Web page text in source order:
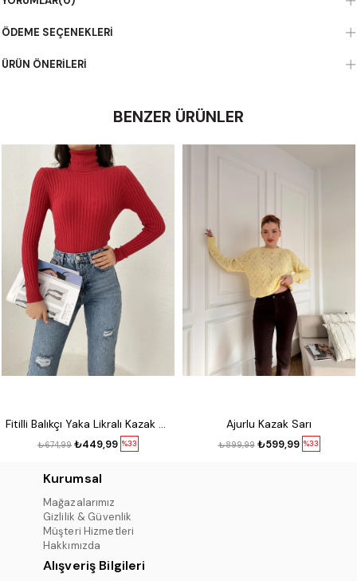
ÖDEME SEÇENEKLERI
ÜRÜN ÖNERILERI
BENZER ÜRÜNLER
Fitilli Balıkçı Yaka Likralı Kazak Kırmızı
%33
₺449,99
₺674,99
Ajurlu Kazak Sarı
%33
₺599,99
₺899,99
Kurumsal
Mağazalarımız
Gizlilik & Güvenlik
Müşteri Hizmetleri
Hakkımızda
Alışveriş Bilgileri